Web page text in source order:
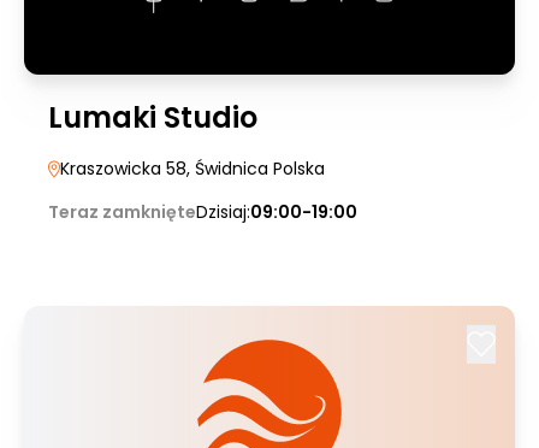
Lumaki Studio
Kraszowicka 58, Świdnica Polska
Teraz zamknięteDzisiaj:09:00-19:00